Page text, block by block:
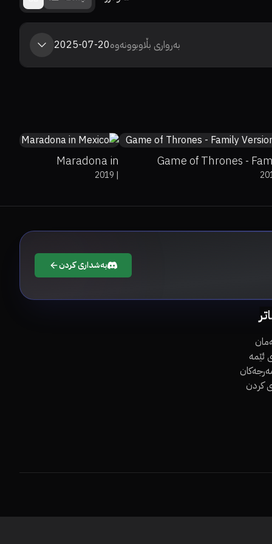
بەرواری بڵاوبوونەوە2025-07-20
Game of Thrones -
Maradona in
Mexico|
2019
بەشداری کردن
ئێمە
کردن